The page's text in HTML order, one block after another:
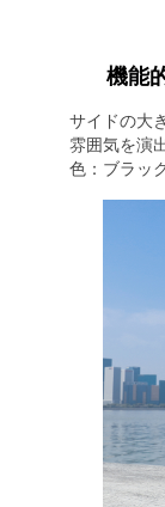
機能
サイドの大
雰囲気を演
色：ブラッ